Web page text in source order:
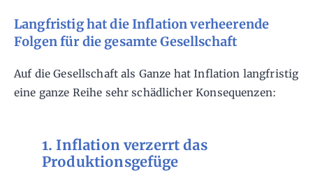
Langfristig hat die Inflation verheerende
Folgen für die gesamte Gesellschaft
Auf die Gesellschaft als Ganze hat Inflation langfristig
eine ganze Reihe sehr schädlicher Konsequenzen:
1. Inflation verzerrt das
Produktionsgefüge